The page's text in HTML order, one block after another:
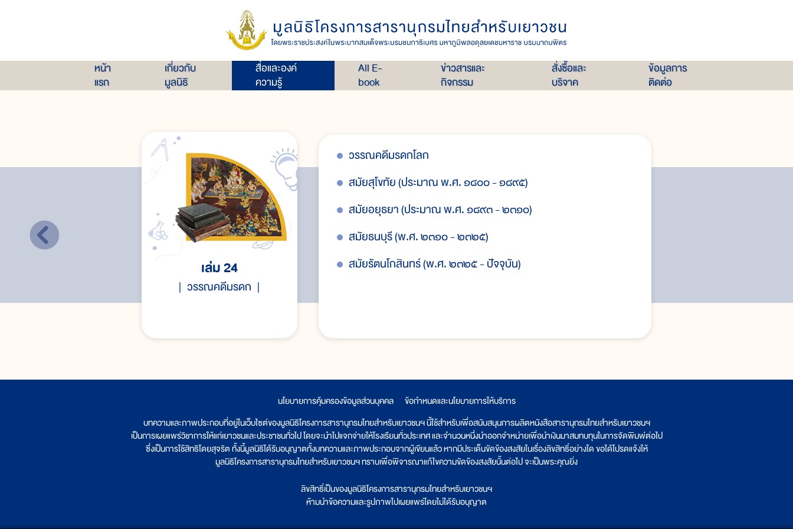
หน้า
แรก
เกี่ยวกับ
มูลนิธิ
สื่อและองค์
ความรู้
All E-
book
ข่าวสารและ
กิจกรรม
สั่งซื้อและ
บริจาค
ข้อมูลการ
ติดต่อ
เล่ม 24
วรรณคดีมรดก
สมัยสุโขทัย (ประมาณ พ.ศ. ๑๘๐๐ - ๑๘๙๕)
สมัยอยุธยา (ประมาณ พ.ศ. ๑๘๙๓ - ๒๓๑๐)
สมัยธนบุรี (พ.ศ. ๒๓๑๐ - ๒๓๒๕)
สมัยรัตนโกสินทร์ (พ.ศ. ๒๓๒๕ - ปัจจุบัน)
วรรณคดีมรดกโลก
สมัยสุโขทัย (ประมาณ พ.ศ. ๑๘๐๐ - ๑๘๙๕)
สมัยอยุธยา (ประมาณ พ.ศ. ๑๘๙๓ - ๒๓๑๐)
สมัยธนบุรี (พ.ศ. ๒๓๑๐ - ๒๓๒๕)
สมัยรัตนโกสินทร์ (พ.ศ. ๒๓๒๕ - ปัจจุบัน)
นโยบายการคุ้มครองข้อมูลส่วนบุคคล
ข้อกำหนดและนโยบายการให้บริการ
บทความและภาพประกอบที่อยู่ในเว็บไซต์ของมูลนิธิโครงการสารานุกรมไทยสำหรับเยาวชนฯ นี้ใช้สำหรับเพื่อสนับสนุนการผลิตหนังสือสารานุกรมไทยสำหรับเยาวชนฯ
เป็นการเผยแพร่วิชาการให้แก่เยาวชนและประชาชนทั่วไป โดยจะนำไปแจกจ่ายให้โรงเรียนทั่วประเทศ และจำนวนหนึ่งนำออกจำหน่ายเพื่อนำเงินมาสมทบทุนในการจัดพิมพ์ต่อไป
ซึ่งเป็นการใช้สิทธิโดยสุจริต ทั้งนี้มูลนิธิได้รับอนุญาตทั้งบทความและภาพประกอบจากผู้เขียนแล้ว หากมีประเด็นขัดข้องสงสัยในเรื่องลิขสิทธิ์อย่างใด ขอได้โปรดแจ้งให้
มูลนิธิโครงการสารานุกรมไทยสำหรับเยาวชนฯ ทราบเพื่อพิจารณาแก้ไขความขัดข้องสงสัยนั้นต่อไป จะเป็นพระคุณยิ่ง
ลิขสิทธิ์เป็นของมูลนิธิโครงการสารานุกรมไทยสำหรับเยาวชนฯ
ห้ามนำข้อความและรูปภาพไปเผยแพร่โดยไม่ได้รับอนุญาต